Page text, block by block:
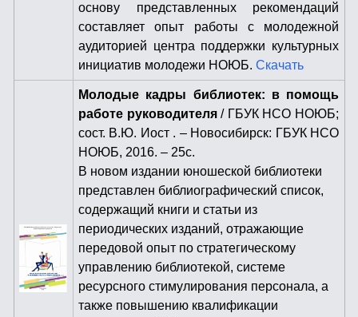
основу представленных рекомендаций
составляет опыт работы с молодежной
аудиторией центра поддержки культурных
инициатив молодежи НОЮБ. Скачать
Молодые кадры библиотек: в помощь
работе руководителя/ ГБУК НСО НОЮБ;
сост. В.Ю. Иост . – Новосибирск: ГБУК НСО
НОЮБ, 2016. – 25с.
В новом издании юношеской библиотеки
представлен библиографический список,
содержащий книги и статьи из
периодических изданий, отражающие
передовой опыт по стратегическому
управлению библиотекой, системе
ресурсного стимулирования персонала, а
также повышению квалификации